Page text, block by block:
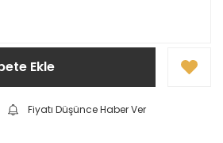
Ekle
Fiyatı Düşünce Haber Ver